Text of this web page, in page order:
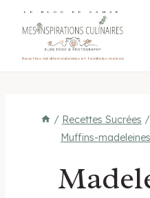
LE BLOG DE SAMAR
Recettes méditerranéennes et familiales maison
/ Recettes Sucrées /
Muffins-